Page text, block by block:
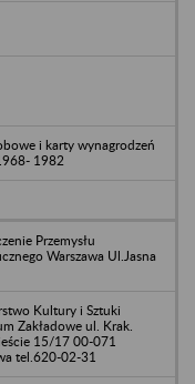
i karty wynagrodzeń
1982
Przemysłu
Warszawa Ul.Jasna
Kultury i Sztuki
Zakładowe ul. Krak.
15/17 00-071
tel.620-02-31